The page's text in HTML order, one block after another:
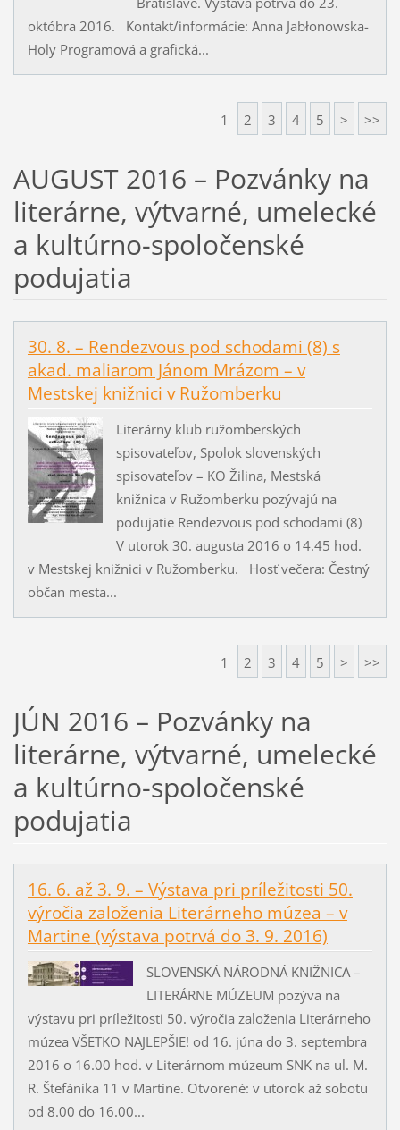
októbra 2016. Kontakt/informácie: Anna Jabłonowska-
Holy Programová a grafická...
1 2 3 4 5 > >>
AUGUST 2016 – Pozvánky na
literárne, výtvarné, umelecké
a kultúrno-spoločenské
podujatia
30. 8. – Rendezvous pod schodami (8) s
akad. maliarom Jánom Mrázom – v
Mestskej knižnici v Ružomberku
Literárny klub ružomberských
spisovateľov, Spolok slovenských
spisovateľov – KO Žilina, Mestská
knižnica v Ružomberku pozývajú na
podujatie Rendezvous pod schodami (8)
V utorok 30. augusta 2016 o 14.45 hod.
v Mestskej knižnici v Ružomberku. Hosť večera: Čestný
občan mesta...
1 2 3 4 5 > >>
JÚN 2016 – Pozvánky na
literárne, výtvarné, umelecké
a kultúrno-spoločenské
podujatia
16. 6. až 3. 9. – Výstava pri príležitosti 50.
výročia založenia Literárneho múzea – v
Martine (výstava potrvá do 3. 9. 2016)
SLOVENSKÁ NÁRODNÁ KNIŽNICA –
LITERÁRNE MÚZEUM pozýva na
výstavu pri príležitosti 50. výročia založenia Literárneho
múzea VŠETKO NAJLEPŠIE! od 16. júna do 3. septembra
2016 o 16.00 hod. v Literárnom múzeum SNK na ul. M.
R. Štefánika 11 v Martine. Otvorené: v utorok až sobotu
od 8.00 do 16.00...